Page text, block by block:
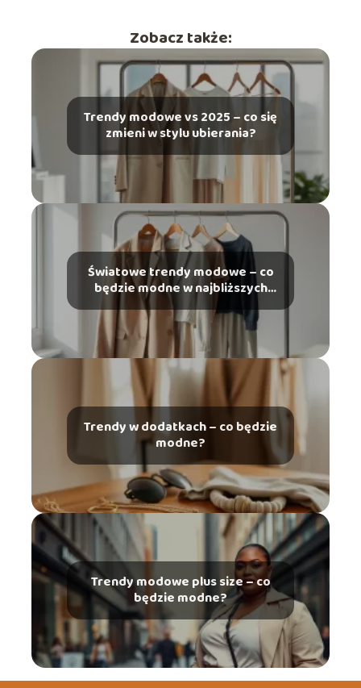
Zobacz także:
Trendy modowe vs 2025 – co się
zmieni w stylu ubierania?
Światowe trendy modowe – co
będzie modne w najbliższych
latach?
Trendy w dodatkach – co będzie
modne?
Trendy modowe plus size – co
będzie modne?